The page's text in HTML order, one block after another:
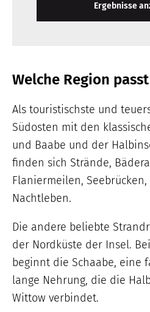
Ergebnisse
Welche Region
Als touristischste und
Südosten mit den
und Baabe und der
finden sich Strände,
Flaniermeilen,
Nachtleben.
Die andere beliebte
der Nordküste der Insel.
beginnt die Schaabe, eine
lange Nehrung, die die
Wittow verbindet.